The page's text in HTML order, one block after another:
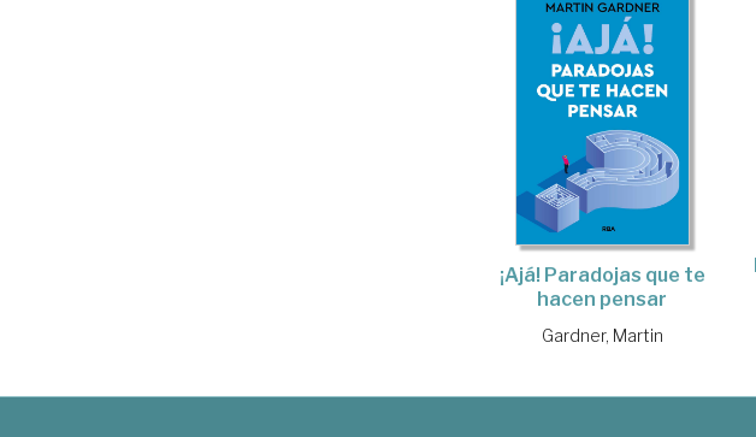
¡Ajá! Paradojas que te
hacen pensar
Gardner, Martin